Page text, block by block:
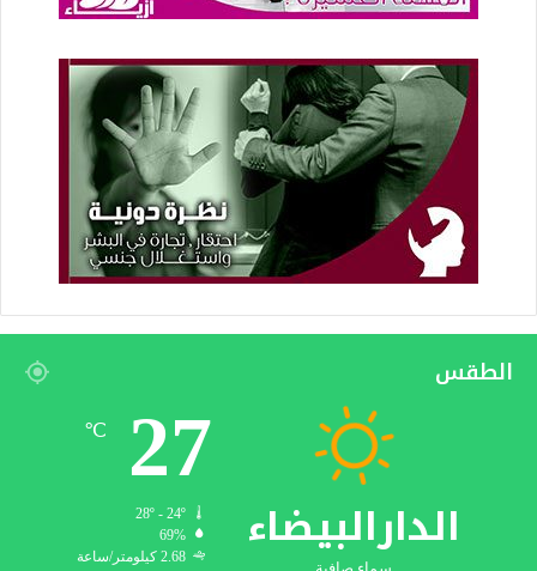
الطقس
الدارالبيضاء
27
℃
69%
2.68 كيلومتر/ساعة